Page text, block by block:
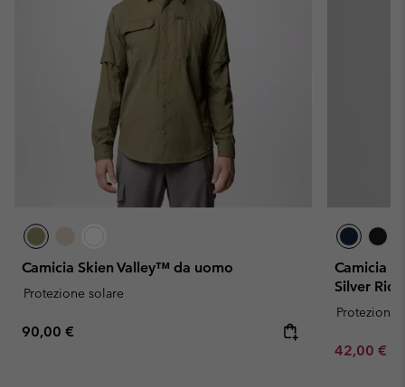
Camicia Skien Valley™ da uomo
Protezione solare
Regular price:
90,00 €
Camicia a
Silver
Protezione
Minimum
42,00 €